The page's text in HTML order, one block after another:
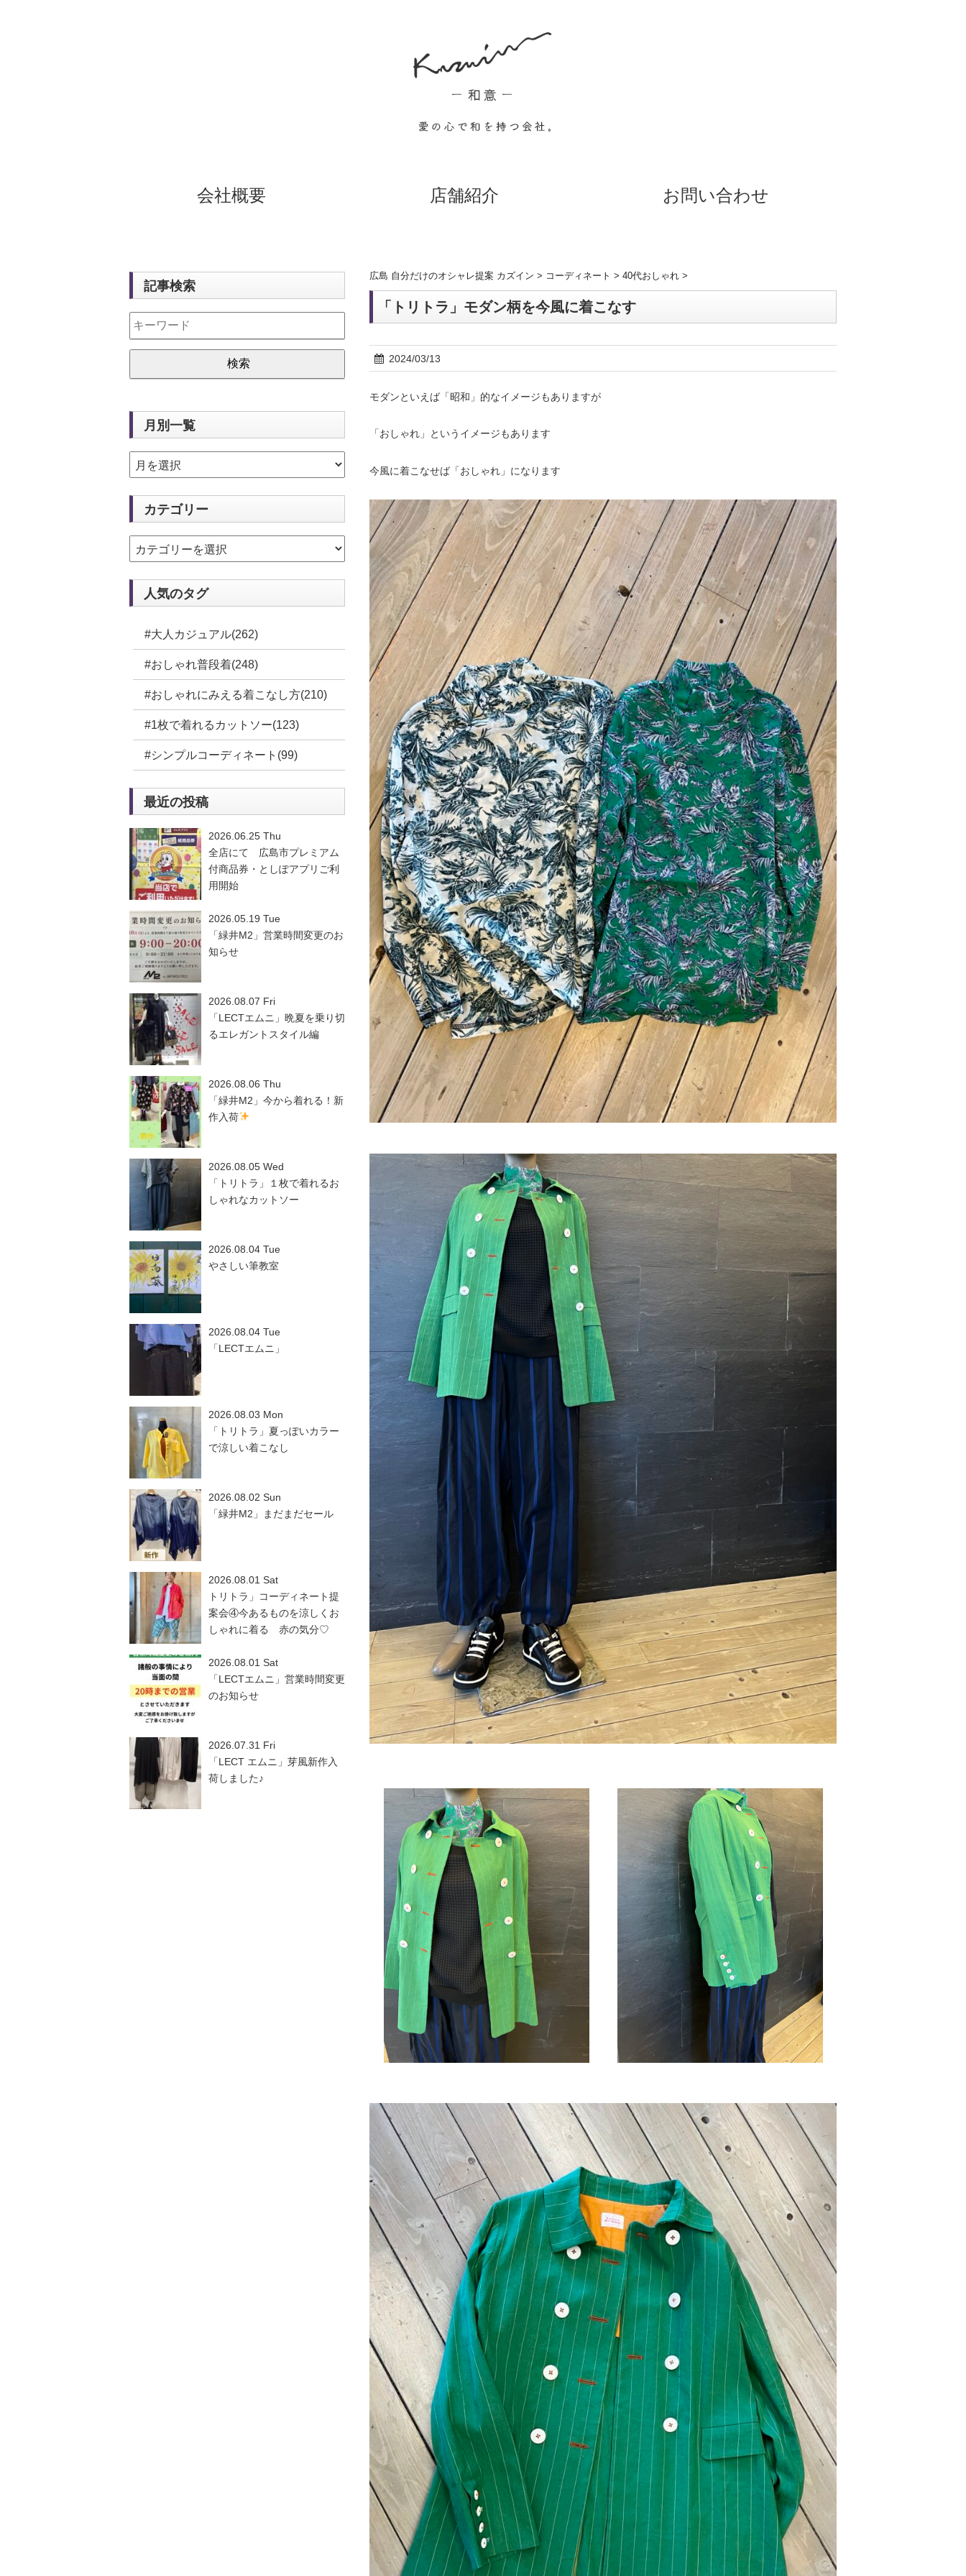
会社概要 店舗紹介 お問い合わせ
広島 自分だけのオシャレ提案 カズイン > コーディネート > 40代おしゃれ >
「トリトラ」モダン柄を今風に着こなす
2024/03/13
モダンといえば「昭和」的なイメージもありますが
「おしゃれ」というイメージもあります
今風に着こなせば「おしゃれ」になります
記事検索
月別一覧
カテゴリー
人気のタグ
#大人カジュアル(262)
#おしゃれ普段着(248)
#おしゃれにみえる着こなし方(210)
#1枚で着れるカットソー(123)
#シンプルコーディネート(99)
最近の投稿
2026.06.25 Thu
全店にて 広島市プレミアム
付商品券・としぽアプリご利
用開始
2026.05.19 Tue
「緑井M2」営業時間変更のお
知らせ
2026.08.07 Fri
「LECTエムニ」晩夏を乗り切
るエレガントスタイル編
2026.08.06 Thu
「緑井M2」今から着れる！新
作入荷
2026.08.05 Wed
「トリトラ」１枚で着れるお
しゃれなカットソー
2026.08.04 Tue
やさしい筆教室
2026.08.04 Tue
「LECTエムニ」
2026.08.03 Mon
「トリトラ」夏っぽいカラー
で涼しい着こなし
2026.08.02 Sun
「緑井M2」まだまだセール
2026.08.01 Sat
トリトラ」コーディネート提
案会④今あるものを涼しくお
しゃれに着る 赤の気分♡
2026.08.01 Sat
「LECTエムニ」営業時間変更
のお知らせ
2026.07.31 Fri
「LECT エムニ」芽風新作入
荷しました♪